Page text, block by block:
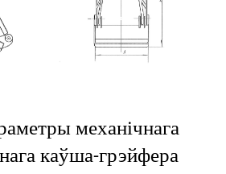
механічнага
каўша-грэйфера